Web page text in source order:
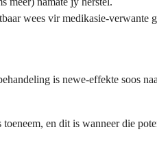
wees vir medikasie-verwante
is newe-effekte soos
en dit is wanneer die